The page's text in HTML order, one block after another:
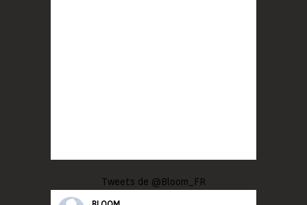
Tweets de @Bloom_FR